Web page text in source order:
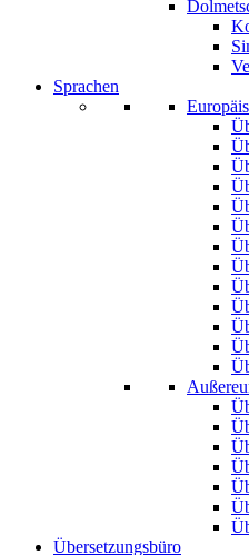
Sprachen
Übersetzungsbüro